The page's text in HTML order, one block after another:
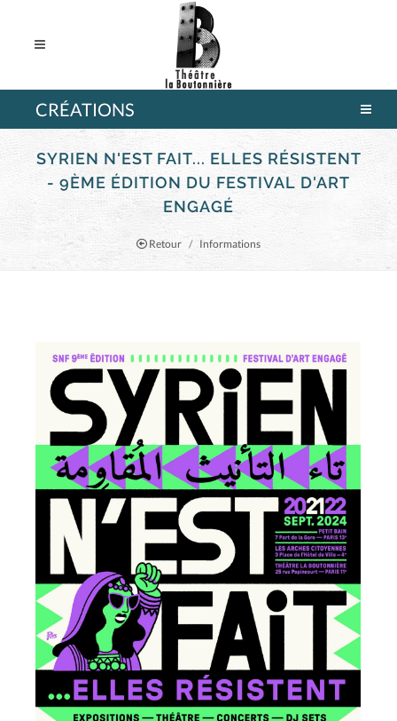
CRÉATIONS
SYRIEN N'EST FAIT... ELLES RÉSISTENT
- 9ÈME ÉDITION DU FESTIVAL D'ART
ENGAGÉ
Retour Informations